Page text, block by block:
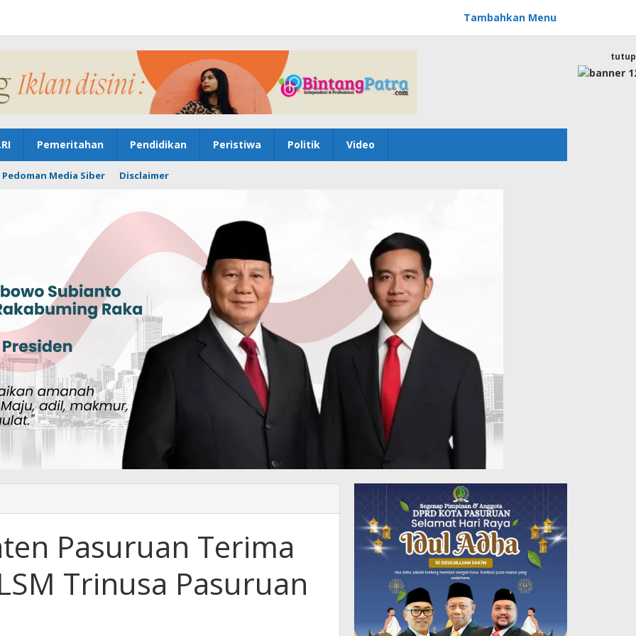
Tambahkan Menu
Pemeritahan Pendidikan Peristiwa Politik Video
Pedoman Media Siber Disclaimer
tutup
Pasuruan Terima
Trinusa Pasuruan